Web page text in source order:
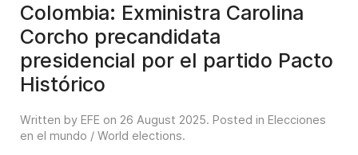
Colombia: Exministra Carolina
Corcho precandidata
presidencial por el partido Pacto
Histórico
Written by EFE on 26 August 2025. Posted in Elecciones
en el mundo / World elections.